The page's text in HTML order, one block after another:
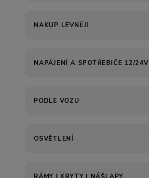
NAKUP LEVNĚJI
NAPÁJENÍ A SPOTŘEBIČE 12/24V
PODLE VOZU
OSVĚTLENÍ